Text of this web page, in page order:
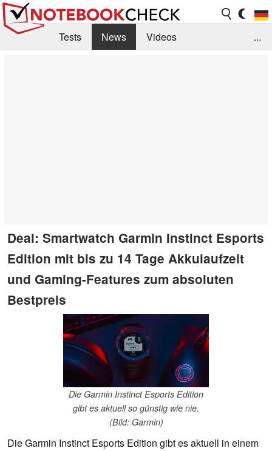
Tests News
Videos
...
Deal: Smartwatch Garmin Instinct Esports
Edition mit bis zu 14 Tage Akkulaufzeit
und Gaming-Features zum absoluten
Bestpreis
Die Garmin Instinct Esports Edition
gibt es aktuell so günstig wie nie.
(Bild: Garmin)
Die Garmin Instinct Esports Edition gibt es aktuell in einem